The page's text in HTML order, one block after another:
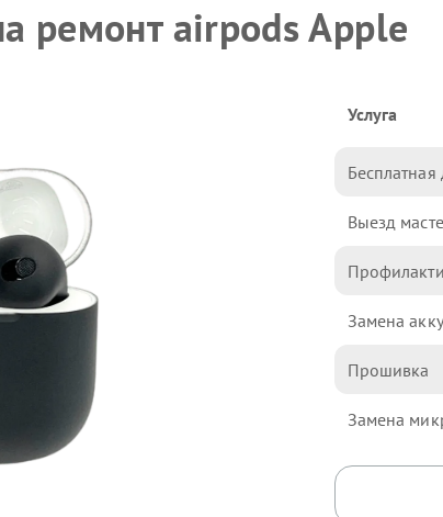
ремонт airpods Apple
Услуга
Бесплатная
Выезд
Замена
Прошивка
Замена